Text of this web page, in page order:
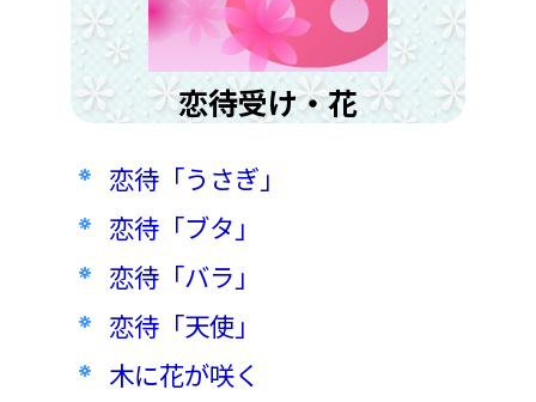
恋待受け・花
恋待「うさぎ」
恋待「ブタ」
恋待「バラ」
恋待「天使」
木に花が咲く